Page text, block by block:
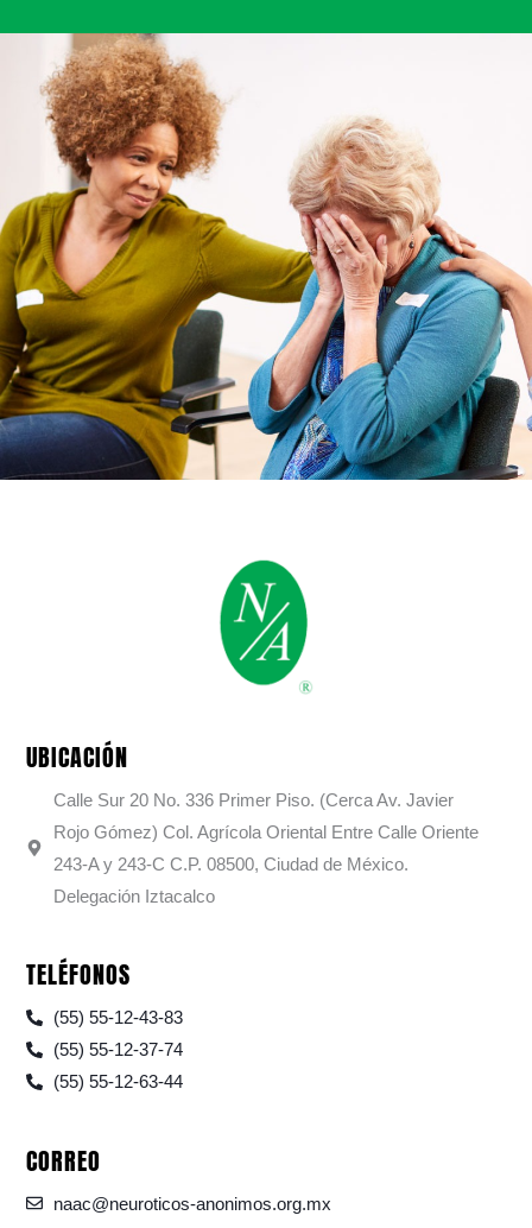
UBICACIÓN
Calle Sur 20 No. 336 Primer Piso. (Cerca Av. Javier
Rojo Gómez) Col. Agrícola Oriental Entre Calle Oriente
243-A y 243-C C.P. 08500, Ciudad de México.
Delegación Iztacalco
TELÉFONOS
(55) 55-12-43-83
(55) 55-12-37-74
(55) 55-12-63-44
CORREO
naac@neuroticos-anonimos.org.mx